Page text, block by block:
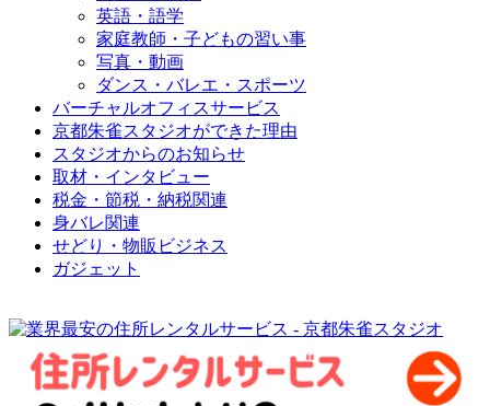
英語・語学
家庭教師・子どもの習い事
写真・動画
ダンス・バレエ・スポーツ
バーチャルオフィスサービス
京都朱雀スタジオができた理由
スタジオからのお知らせ
取材・インタビュー
税金・節税・納税関連
身バレ関連
せどり・物販ビジネス
ガジェット